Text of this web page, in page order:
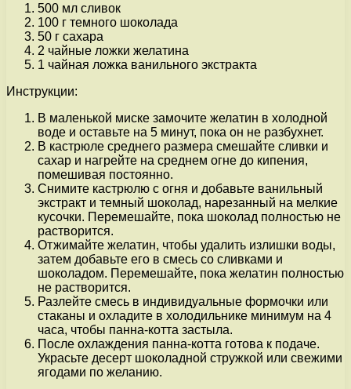
500 мл сливок
100 г темного шоколада
50 г сахара
2 чайные ложки желатина
1 чайная ложка ванильного экстракта
Инструкции:
В маленькой миске замочите желатин в холодной
воде и оставьте на 5 минут, пока он не разбухнет.
В кастрюле среднего размера смешайте сливки и
сахар и нагрейте на среднем огне до кипения,
помешивая постоянно.
Снимите кастрюлю с огня и добавьте ванильный
экстракт и темный шоколад, нарезанный на мелкие
кусочки. Перемешайте, пока шоколад полностью не
растворится.
Отжимайте желатин, чтобы удалить излишки воды,
затем добавьте его в смесь со сливками и
шоколадом. Перемешайте, пока желатин полностью
не растворится.
Разлейте смесь в индивидуальные формочки или
стаканы и охладите в холодильнике минимум на 4
часа, чтобы панна-котта застыла.
После охлаждения панна-котта готова к подаче.
Украсьте десерт шоколадной стружкой или свежими
ягодами по желанию.